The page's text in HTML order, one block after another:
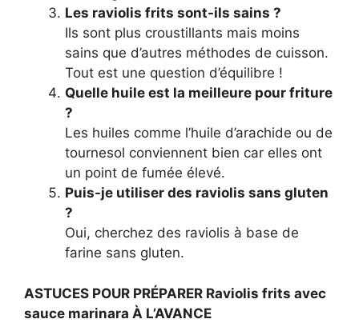
Les raviolis frits sont-ils sains ?
Ils sont plus croustillants mais moins
sains que d’autres méthodes de cuisson.
Tout est une question d’équilibre !
Quelle huile est la meilleure pour friture
?
Les huiles comme l’huile d’arachide ou de
tournesol conviennent bien car elles ont
un point de fumée élevé.
Puis-je utiliser des raviolis sans gluten
?
Oui, cherchez des raviolis à base de
farine sans gluten.
ASTUCES POUR PRÉPARER Raviolis frits avec
sauce marinara À L’AVANCE